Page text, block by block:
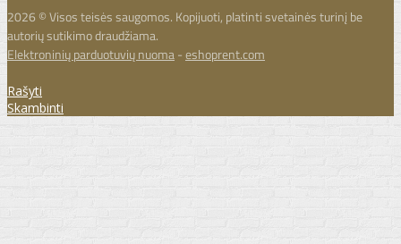
2026 © Visos teisės saugomos. Kopijuoti, platinti svetainės turinį be
autorių sutikimo draudžiama.
Elektroninių parduotuvių nuoma-eshoprent.com
Rašyti
Skambinti